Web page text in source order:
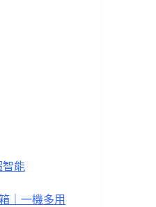
智能
｜一機多用